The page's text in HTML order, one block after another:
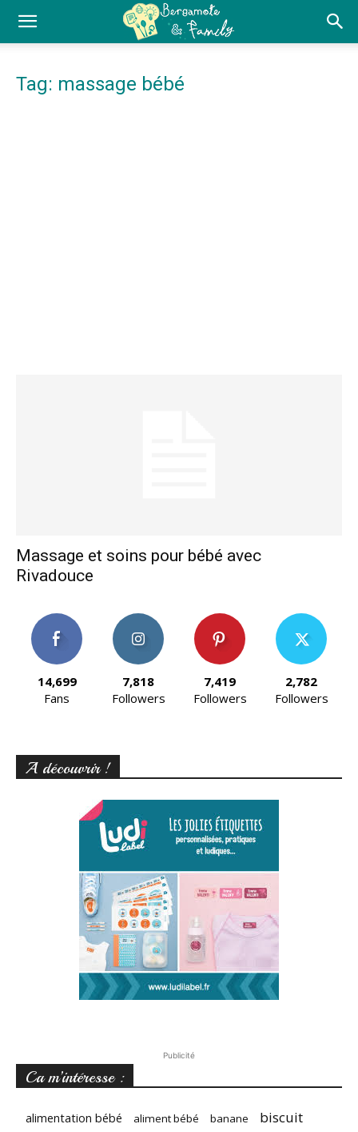
Tag: massage bébé
Massage et soins pour bébé avec
Rivadouce
14,699
Fans
7,818
Followers
7,419
Followers
2,782
Followers
A découvrir !
Publicité
Ca m’intéresse :
alimentation bébé aliment bébé banane biscuit